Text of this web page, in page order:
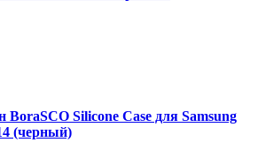
BoraSCO Silicone Case для Samsung
(черный)